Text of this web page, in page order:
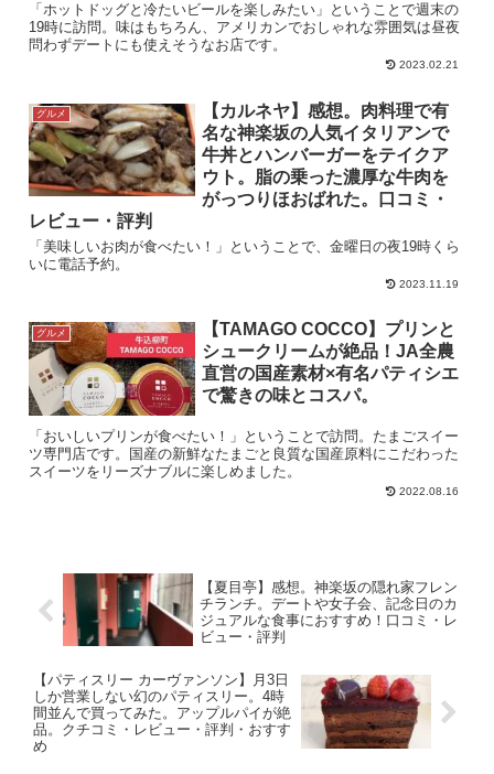
「ホットドッグと冷たいビールを楽しみたい」ということで週末の
19時に訪問。味はもちろん、アメリカンでおしゃれな雰囲気は昼夜
問わずデートにも使えそうなお店です。
2023.02.21
グルメ
【カルネヤ】感想。肉料理で有
名な神楽坂の人気イタリアンで
牛丼とハンバーガーをテイクア
ウト。脂の乗った濃厚な牛肉を
がっつりほおばれた。口コミ・
レビュー・評判
「美味しいお肉が食べたい！」ということで、金曜日の夜19時くら
いに電話予約。
2023.11.19
グルメ
【TAMAGO COCCO】プリンと
シュークリームが絶品！JA全農
直営の国産素材×有名パティシエ
で驚きの味とコスパ。
「おいしいプリンが食べたい！」ということで訪問。たまごスイー
ツ専門店です。国産の新鮮なたまごと良質な国産原料にこだわった
スイーツをリーズナブルに楽しめました。
2022.08.16
【夏目亭】感想。神楽坂の隠れ家フレン
チランチ。デートや女子会、記念日のカ
ジュアルな食事におすすめ！口コミ・レ
ビュー・評判
【パティスリー カーヴァンソン】月3日
しか営業しない幻のパティスリー。4時
間並んで買ってみた。アップルパイが絶
品。クチコミ・レビュー・評判・おすす
め